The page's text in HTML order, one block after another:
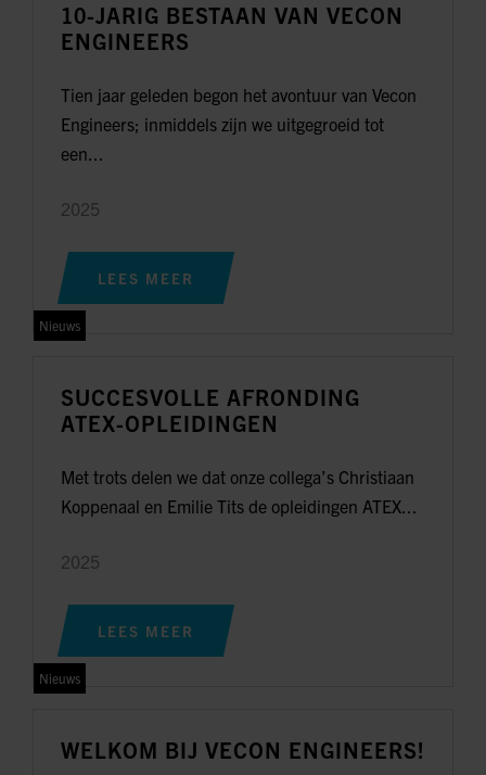
10-JARIG BESTAAN VAN VECON
ENGINEERS
Tien jaar geleden begon het avontuur van Vecon
Engineers; inmiddels zijn we uitgegroeid tot
een...
2025
LEES MEER
Nieuws
SUCCESVOLLE AFRONDING
ATEX-OPLEIDINGEN
Met trots delen we dat onze collega’s Christiaan
Koppenaal en Emilie Tits de opleidingen ATEX...
2025
LEES MEER
Nieuws
WELKOM BIJ VECON ENGINEERS!